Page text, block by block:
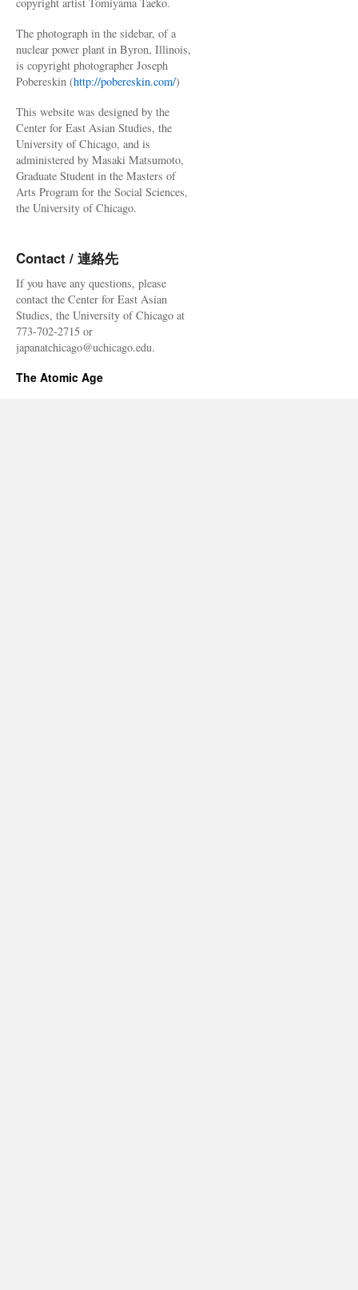
The photograph in the sidebar, of a
nuclear power plant in Byron, Illinois,
is copyright photographer Joseph
Pobereskin (http://pobereskin.com/)
This website was designed by the
Center for East Asian Studies, the
University of Chicago, and is
administered by Masaki Matsumoto,
Graduate Student in the Masters of
Arts Program for the Social Sciences,
the University of Chicago.
Contact / 連絡先
If you have any questions, please
contact the Center for East Asian
Studies, the University of Chicago at
773-702-2715 or
japanatchicago@uchicago.edu.
The Atomic Age